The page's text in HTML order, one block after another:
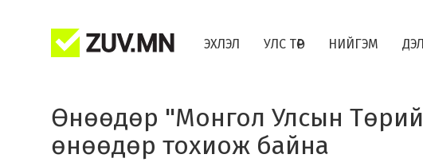
ЭХЛЭЛ УЛС ТӨР НИЙГЭМ
​Өнөөдөр "Монгол Улсын
өнөөдөр тохиож байна